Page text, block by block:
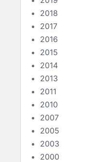
2018
2017
2016
2015
2014
2013
2011
2010
2007
2005
2003
2000